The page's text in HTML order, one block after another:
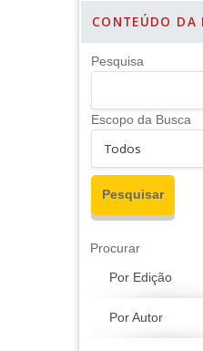
CONTEÚDO DA
Pesquisa
Escopo da Busca
Procurar
Por Edição
Por Autor